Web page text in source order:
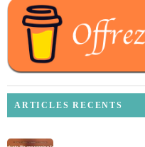
ARTICLES RECENTS